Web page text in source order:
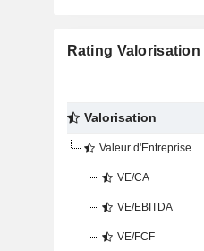
Rating Valorisation
Valorisation
Valeur d'Entreprise
VE/CA
VE/EBITDA
VE/FCF